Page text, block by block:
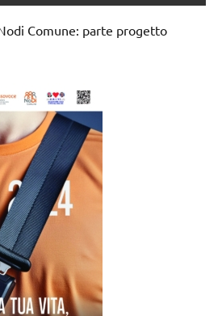
Comune: parte progetto